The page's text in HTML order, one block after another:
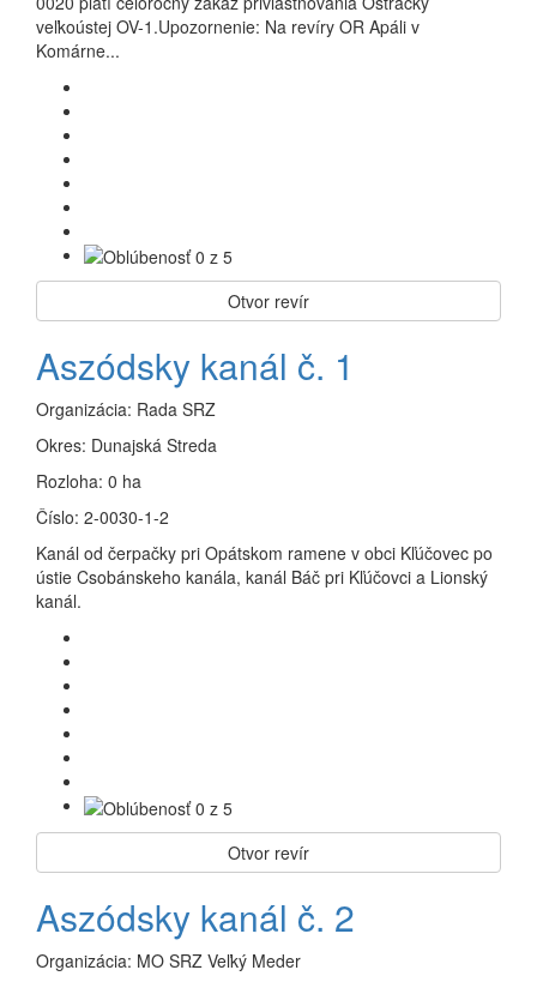
veľkoústej OV-1.Upozornenie: Na revíry OR Apáli v
Komárne...
Otvor revír
Aszódsky kanál č. 1
Organizácia: Rada SRZ
Okres: Dunajská Streda
Rozloha: 0 ha
Číslo: 2-0030-1-2
Kanál od čerpačky pri Opátskom ramene v obci Kľúčovec po
ústie Csobánskeho kanála, kanál Báč pri Kľúčovci a Lionský
kanál.
Otvor revír
Aszódsky kanál č. 2
Organizácia: MO SRZ Veľký Meder